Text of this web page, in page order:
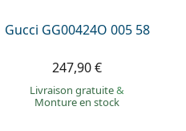
Gucci GG00424O 005 58
247,90 €
Livraison gratuite&
Monture en stock